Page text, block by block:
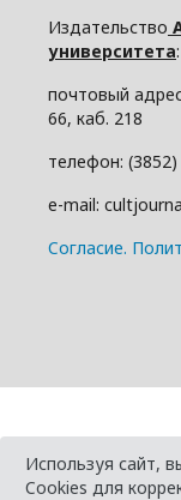
Издательство
университета:
почтовый
66, каб. 218
телефон:
e-mail:
Cогласие.
Используя сайт,
Cookies для